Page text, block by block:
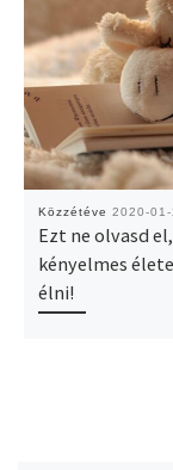
Közzétéve 2020-01-
Ezt ne olvasd
kényelmes
élni!